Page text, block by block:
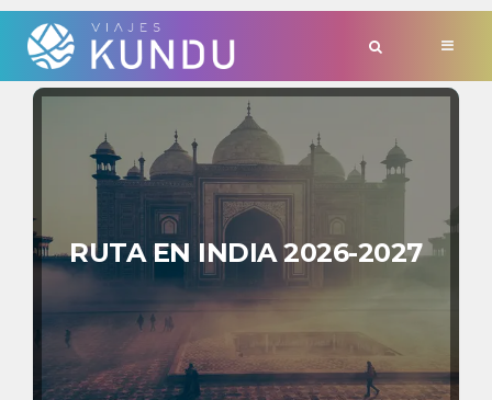
TAG: 'VAIJESINDIA'
RUTA EN INDIA 2026-2027